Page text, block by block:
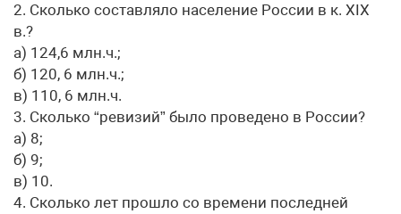
2. Сколько составляло население России в к. ХIХ
в.?
а) 124,6 млн.ч.;
б) 120, 6 млн.ч.;
в) 110, 6 млн.ч.
3. Сколько “ревизий” было проведено в России?
а) 8;
б) 9;
в) 10.
4. Сколько лет прошло со времени последней